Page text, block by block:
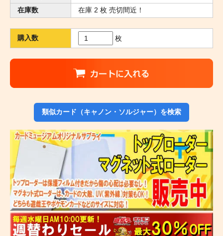
在庫数
在庫 2 枚 売切間近！
購入数 枚
類似カード（キャノン・ソルジャー）を検索